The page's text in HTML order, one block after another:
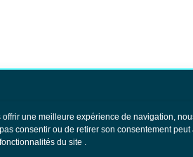
offrir une meilleure expérience de navigation,
consentir ou de retirer son consentement
du site .